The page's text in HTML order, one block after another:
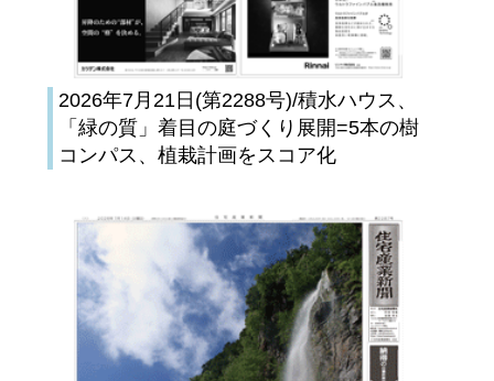
2026年7月21日(第2288号)/積水ハウス、
「緑の質」着目の庭づくり展開=5本の樹
コンパス、植栽計画をスコア化